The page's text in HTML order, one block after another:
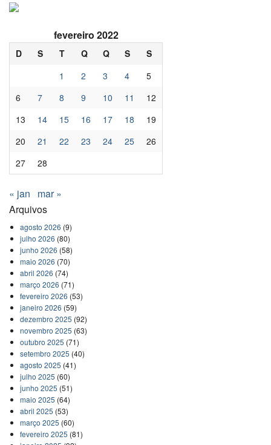
fevereiro 2022
D S T Q Q S
S
1
2 3 4
5
6
7 8 9 10 11
12
13
14 15 16 17 18
19
20
21 22 23 24 25
26
27
28
« jan
mar »
Arquivos
agosto 2026 (9)
julho 2026 (80)
junho 2026 (58)
maio 2026 (70)
abril 2026 (74)
março 2026 (71)
fevereiro 2026 (53)
janeiro 2026 (59)
dezembro 2025 (92)
novembro 2025 (63)
outubro 2025 (71)
setembro 2025 (40)
agosto 2025 (41)
julho 2025 (60)
junho 2025 (51)
maio 2025 (64)
abril 2025 (53)
março 2025 (60)
fevereiro 2025 (81)